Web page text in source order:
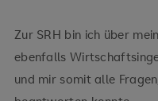
Zur SRH bin ich über
ebenfalls
und mir somit alle